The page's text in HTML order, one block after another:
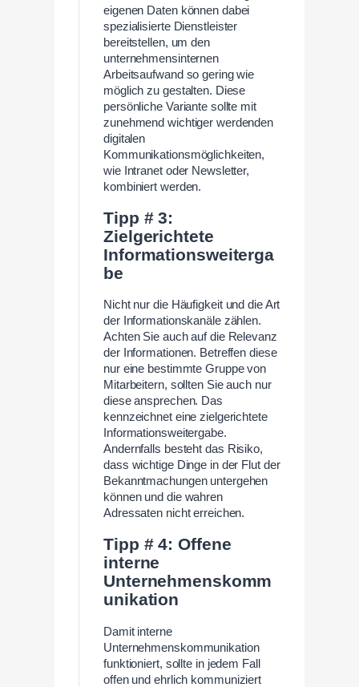
eigenen Daten können dabei
spezialisierte Dienstleister
bereitstellen, um den
unternehmensinternen
Arbeitsaufwand so gering wie
möglich zu gestalten. Diese
persönliche Variante sollte mit
zunehmend wichtiger werdenden
digitalen
Kommunikationsmöglichkeiten,
wie Intranet oder Newsletter,
kombiniert werden.
Tipp # 3:
Zielgerichtete
Informationsweiterga
be
Nicht nur die Häufigkeit und die Art
der Informationskanäle zählen.
Achten Sie auch auf die Relevanz
der Informationen. Betreffen diese
nur eine bestimmte Gruppe von
Mitarbeitern, sollten Sie auch nur
diese ansprechen. Das
kennzeichnet eine zielgerichtete
Informationsweitergabe.
Andernfalls besteht das Risiko,
dass wichtige Dinge in der Flut der
Bekanntmachungen untergehen
können und die wahren
Adressaten nicht erreichen.
Tipp # 4: Offene
interne
Unternehmenskomm
unikation
Damit interne
Unternehmenskommunikation
funktioniert, sollte in jedem Fall
offen und ehrlich kommuniziert